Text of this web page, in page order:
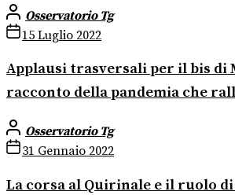
Osservatorio Tg
15 Luglio 2022
Applausi trasversali per il bis di
racconto della pandemia che
Osservatorio Tg
31 Gennaio 2022
La corsa al Quirinale e il ruolo